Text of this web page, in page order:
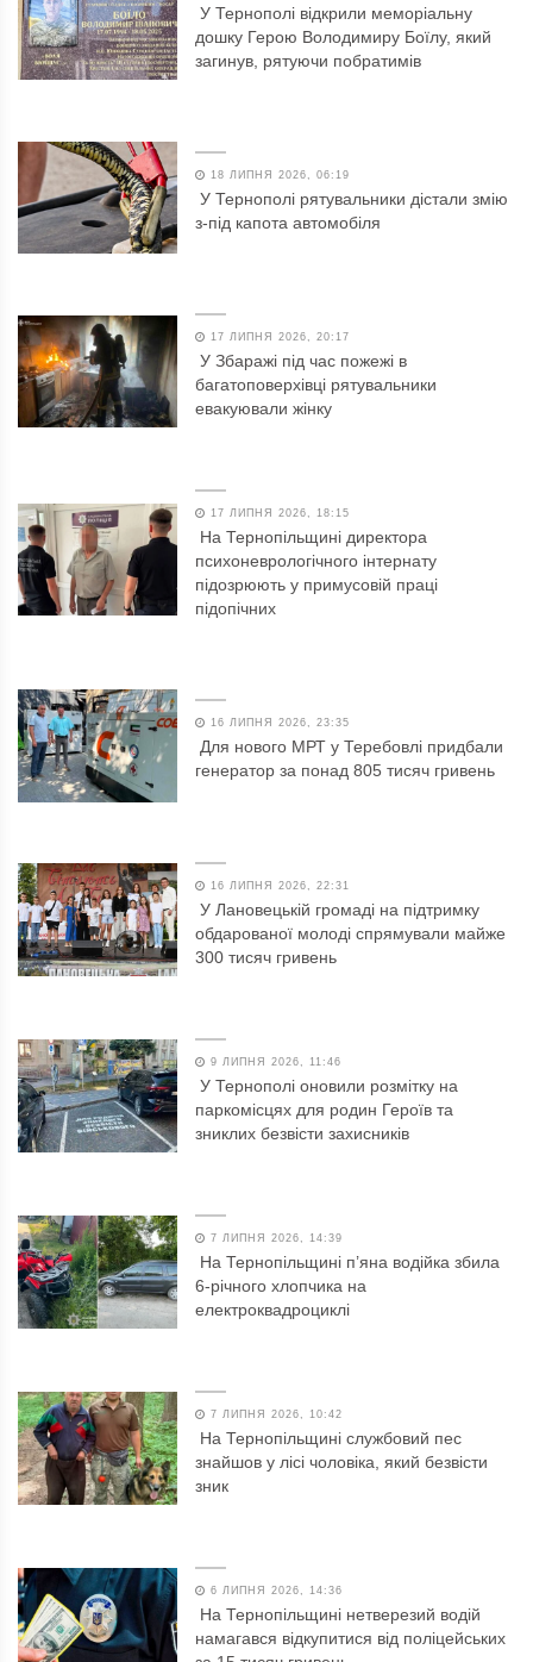
У Тернополі відкрили меморіальну
дошку Герою Володимиру Боїлу, який
загинув, рятуючи побратимів
18 ЛИПНЯ 2026, 06:19
У Тернополі рятувальники дістали змію
з-під капота автомобіля
17 ЛИПНЯ 2026, 20:17
У Збаражі під час пожежі в
багатоповерхівці рятувальники
евакуювали жінку
17 ЛИПНЯ 2026, 18:15
На Тернопільщині директора
психоневрологічного інтернату
підозрюють у примусовій праці
підопічних
16 ЛИПНЯ 2026, 23:35
Для нового МРТ у Теребовлі придбали
генератор за понад 805 тисяч гривень
16 ЛИПНЯ 2026, 22:31
У Лановецькій громаді на підтримку
обдарованої молоді спрямували майже
300 тисяч гривень
9 ЛИПНЯ 2026, 11:46
У Тернополі оновили розмітку на
паркомісцях для родин Героїв та
зниклих безвісти захисників
7 ЛИПНЯ 2026, 14:39
На Тернопільщині п’яна водійка збила
6-річного хлопчика на
електроквадроциклі
7 ЛИПНЯ 2026, 10:42
На Тернопільщині службовий пес
знайшов у лісі чоловіка, який безвісти
зник
6 ЛИПНЯ 2026, 14:36
На Тернопільщині нетверезий водій
намагався відкупитися від поліцейських